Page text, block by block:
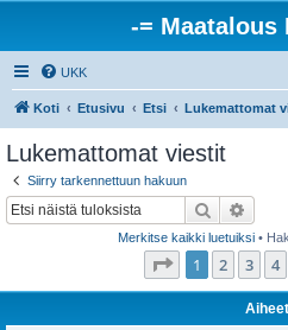
-= Maatalous
UKK
Koti Etusivu Etsi Lukemattomat
Lukemattomat viestit
Siirry tarkennettuun hakuun
Etsi
Merkitse kaikki luetuiksi•
Sivu /20
1 2 3 4
Aiheet